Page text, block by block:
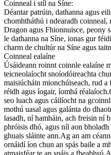
Coinneal i stíl na Síne:
Déantar patrúin, dathanna agus
chomhtháthú i ndearadh coinneal,
Dragon agus Fhionnuisce, peony
le dathanna na Síne, ionas gur
charm de chultúr na Síne agus
Coinneal ealaíne
Úsáideann roinnt coinnle ealaíne
teicneolaíocht snoíodóireachta
maisiúcháin mionchúiseach, rud
réidh agus íogair, íomhá
seo luach agus cáilíocht na
mothú uasal agus galánta do
lasadh, ní hamháin, ach freisin ní
phróisis dhó, agus níl aon
ghuais sláinte ann.Ag an am
ornáidí íon chun an spás baile a